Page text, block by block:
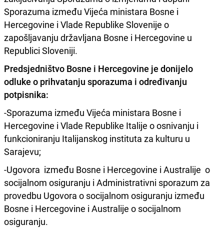
Sporazuma između Vijeća ministara Bosne i
Hercegovine i Vlade Republike Slovenije o
zapošljavanju državljana Bosne i Hercegovine u
Republici Sloveniji.
Predsjedništvo Bosne i Hercegovine je donijelo
odluke o prihvatanju sporazuma i određivanju
potpisnika:
-Sporazuma između Vijeća ministara Bosne i
Hercegovine i Vlade Republike Italije o osnivanju i
funkcioniranju Italijanskog instituta za kulturu u
Sarajevu;
-Ugovora između Bosne i Hercegovine i Australije o
socijalnom osiguranju i Administrativni sporazum za
provedbu Ugovora o socijalnom osiguranju između
Bosne i Hercegovine i Australije o socijalnom
osiguranju.